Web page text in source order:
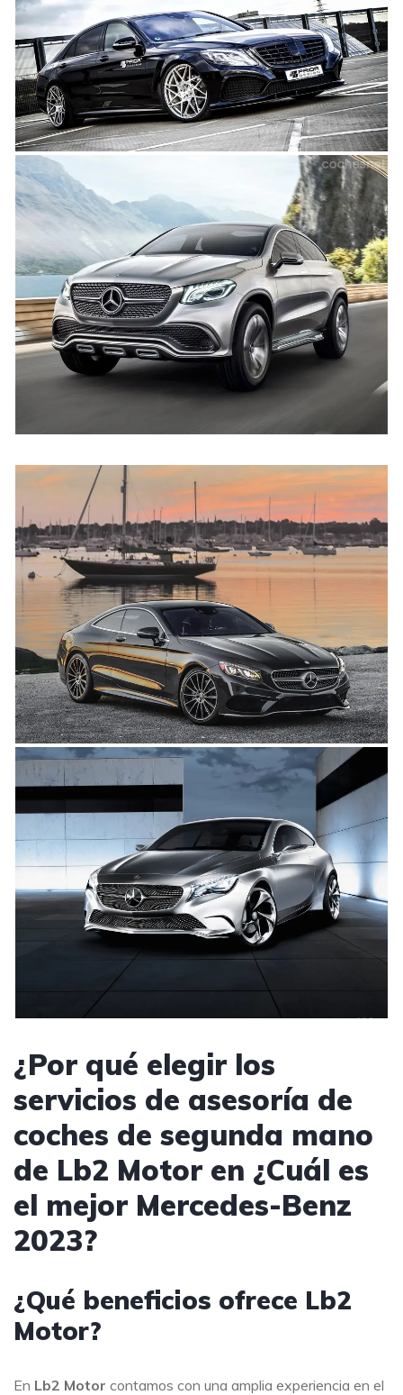
¿Por qué elegir los
servicios de asesoría de
coches de segunda mano
de Lb2 Motor en ¿Cuál es
el mejor Mercedes-Benz
2023?
¿Qué beneficios ofrece Lb2
Motor?
En Lb2 Motor contamos con una amplia experiencia en el